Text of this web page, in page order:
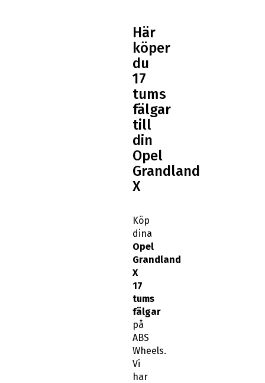
Här
köper
du
17
tums
fälgar
till
din
Opel
Grandland
X
Köp
dina
Opel
Grandland
X
17
tums
fälgar
på
ABS
Wheels.
Vi
har